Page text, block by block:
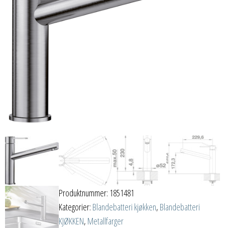
Produktnummer: 1851481
Kategorier: Blandebatteri kjøkken, Blandebatteri
KJØKKEN, Metallfarger